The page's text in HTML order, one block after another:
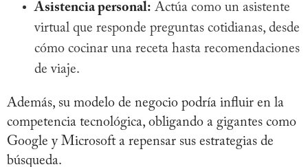
Asistencia personal: Actúa como un asistente
virtual que responde preguntas cotidianas, desde
cómo cocinar una receta hasta recomendaciones
de viaje.
Además, su modelo de negocio podría influir en la
competencia tecnológica, obligando a gigantes como
Google y Microsoft a repensar sus estrategias de
búsqueda.